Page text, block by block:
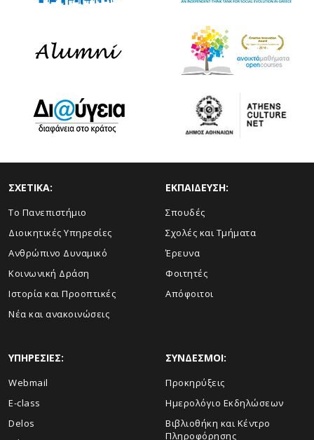
ΣΧΕΤΙΚΑ:
Το Πανεπιστήμιο
Διοικητικές Υπηρεσίες
Ανθρώπινο Δυναμικό
Κοινωνική Δράση
Ιστορία και Προοπτικές
Νέα και ανακοινώσεις
ΕΚΠΑΙΔΕΥΣΗ:
Σπουδές
Σχολές και Τμήματα
Έρευνα
Φοιτητές
Απόφοιτοι
ΥΠΗΡΕΣΙΕΣ:
Webmail
E-class
Delos
ΣΥΝΔΕΣΜΟΙ:
Προκηρύξεις
Ημερολόγιο Εκδηλώσεων
Βιβλιοθήκη και Κέντρο
Πληροφόρησης